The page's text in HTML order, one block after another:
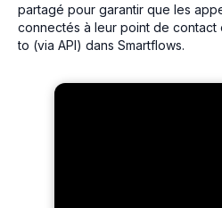
partagé pour garantir que les
connectés à leur point de contact
to (via API) dans Smartflows.